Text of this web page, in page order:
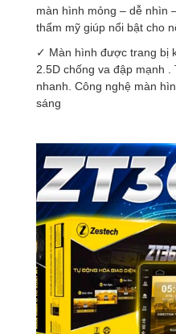
màn hình mỏng – dễ nhìn
thẩm mỹ giúp nổi bật cho
✓ Màn hình được trang bị
2.5D chống va đập mạnh
nhanh. Công nghệ màn
sáng